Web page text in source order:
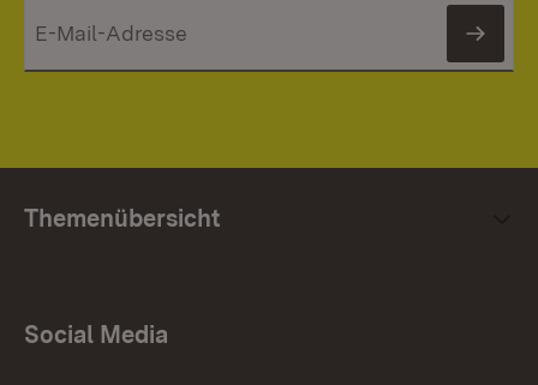
Themenübersicht
Social Media